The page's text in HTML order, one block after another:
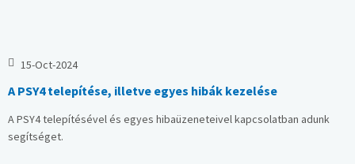
15-Oct-2024
A PSY4 telepítése, illetve egyes hibák kezelése
A PSY4 telepítésével és egyes hibaüzeneteivel kapcsolatban adunk
segítséget.